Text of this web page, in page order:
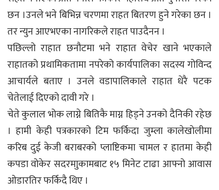
छन ।उनले भने बिभिन्न चरणमा राहत बितरण हुने गरेका छन ।
तर न्युन आएभएका नागरिकले राहत पाउदैनन ।
पछिल्लो राहात छनौटमा भने राहात वेचेर खाने भएकाले
राहातको प्रथामिकतामा नपरेको कार्यपालिका सदस्य गोविन्द
आचार्यले बताए । उनले वडापालिकाले राहात धेरै पटक
चेतेलाई दिएको दावी गरे ।
चेते कुलाल भोक लाग्ने बितिकै माग्न हिड्ने उनको दैनिकी रहेछ
। हामी केही पत्रकारको टिम फर्किदा जुम्ला कालेखोलीमा
करिब दुई केजी बराबरको प्लाष्टिकमा चामल र हातमा केही
कपडा वोकेर सदरमाुकामबाट १५ मिनेट टाढा आफ्नो आवास
ओडारतिर फर्किदै थिए ।